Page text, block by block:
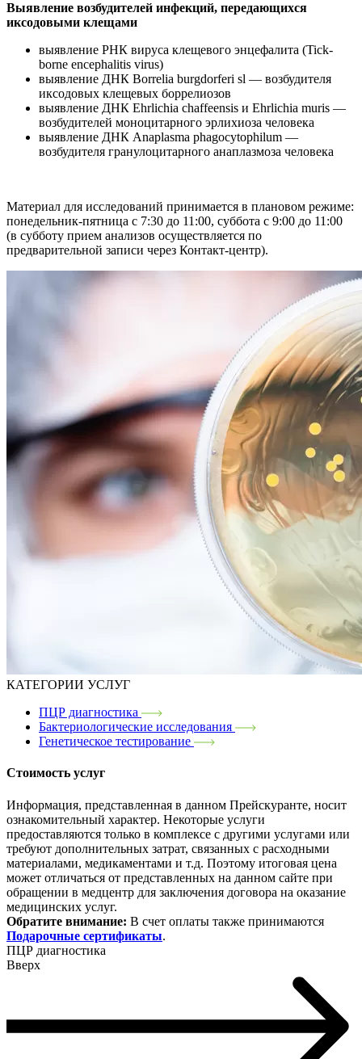
Выявление возбудителей инфекций, передающихся
иксодовыми клещами
выявление РНК вируса клещевого энцефалита (Tick-
borne encephalitis virus)
выявление ДНК Borrelia burgdorferi sl — возбудителя
иксодовых клещевых боррелиозов
выявление ДНК Ehrlichia chaffeensis и Ehrlichia muris —
возбудителей моноцитарного эрлихиоза человека
выявление ДНК Anaplasma phagocytophilum —
возбудителя гранулоцитарного анаплазмоза человека
Материал для исследований принимается в плановом режиме:
понедельник-пятница с 7:30 до 11:00, суббота с 9:00 до 11:00
(в субботу прием анализов осуществляется по
предварительной записи через Контакт-центр).
КАТЕГОРИИ УСЛУГ
ПЦР диагностика
Бактериологические исследования
Генетическое тестирование
Стоимость услуг
Информация, представленная в данном Прейскуранте, носит
ознакомительный характер. Некоторые услуги
предоставляются только в комплексе с другими услугами или
требуют дополнительных затрат, связанных с расходными
материалами, медикаментами и т.д. Поэтому итоговая цена
может отличаться от представленных на данном сайте при
обращении в медцентр для заключения договора на оказание
медицинских услуг.
Обратите внимание: В счет оплаты также принимаются
Подарочные сертификаты.
ПЦР диагностика
Вверх